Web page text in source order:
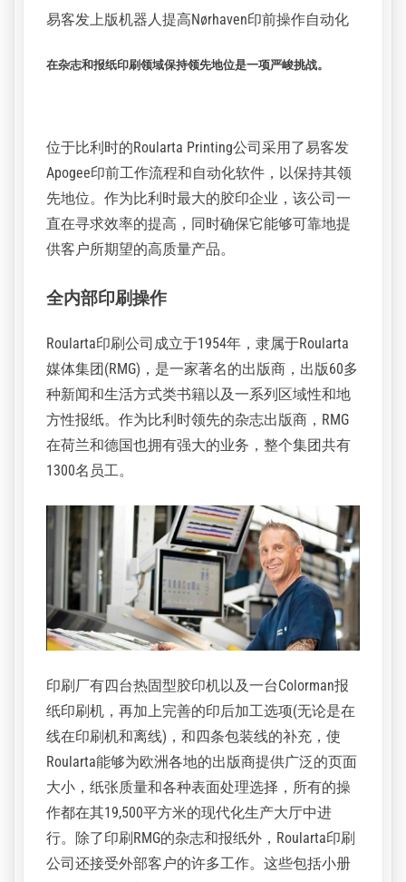
易客发上版机器人提高Nørhaven印前操作自动化
位于比利时的Roularta Printing公司采用了易客发
Apogee印前工作流程和自动化软件，以保持其领
先地位。作为比利时最大的胶印企业，该公司一
直在寻求效率的提高，同时确保它能够可靠地提
供客户所期望的高质量产品。
全内部印刷操作
Roularta印刷公司成立于1954年，隶属于Roularta
媒体集团(RMG)，是一家著名的出版商，出版60多
种新闻和生活方式类书籍以及一系列区域性和地
方性报纸。作为比利时领先的杂志出版商，RMG
在荷兰和德国也拥有强大的业务，整个集团共有
1300名员工。